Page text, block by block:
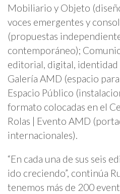
Mobiliario y Objeto
voces emergentes y
(propuestas
contemporáneo);
editorial, digital, identidad
Galería AMD (espacio
Espacio Público
formato colocadas en el
Rolas | Evento AMD
internacionales).
“En cada una de sus seis
ido creciendo”, continúa
tenemos más de 200